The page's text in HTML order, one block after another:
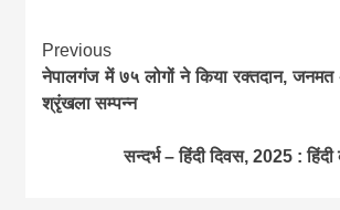
Continue
Reading
Previous
नेपालगंज में ७५ लोगों ने किया रक्तदान, जनमत
श्रृंखला सम्पन्न
सन्दर्भ – हिंदी दिवस, 2025 : हिंदी